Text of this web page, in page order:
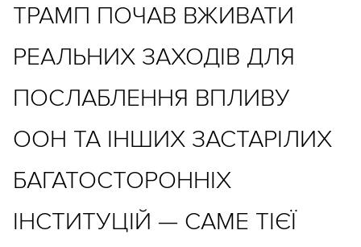
ТРАМП ПОЧАВ ВЖИВАТИ
РЕАЛЬНИХ ЗАХОДІВ ДЛЯ
ПОСЛАБЛЕННЯ ВПЛИВУ
ООН ТА ІНШИХ ЗАСТАРІЛИХ
БАГАТОСТОРОННІХ
ІНСТИТУЦІЙ — САМЕ ТІЄЇ